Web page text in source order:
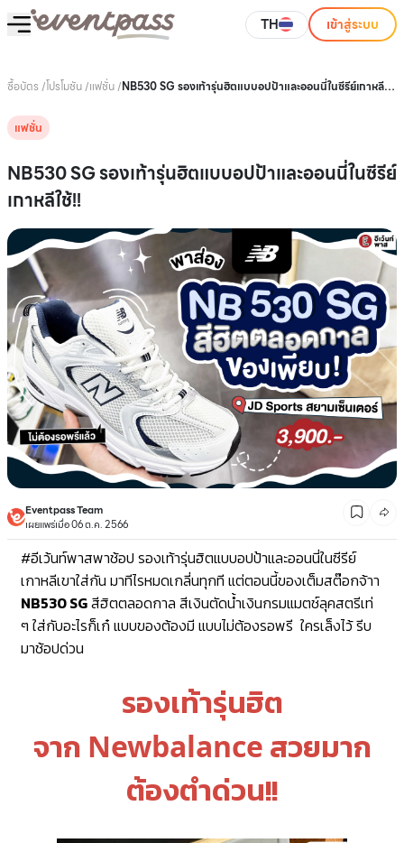
TH เข้าสู่ระบบ
ซื้อบัตร /โปรโมชัน/แฟชั่น/NB530 SG รองเท้ารุ่นฮิตแบบอปป้าและออนนี่ในซีรีย์เกาหลี
แฟชั่น
NB530 SG รองเท้ารุ่นฮิตแบบอปป้าและออนนี่ในซีรีย์
เกาหลีใช้!!
Eventpass Team
เผยแพร่เมื่อ 06 ต.ค. 2566
#อีเว้นท์พาสพาช้อป รองเท้ารุ่นฮิตแบบอปป้าและออนนี่ในซีรีย์
เกาหลีเขาใส่กัน มาทีไรหมดเกลี่นทุกที แต่ตอนนี้ของเต็มสต๊อกจ้าา
NB530 SGสีฮิตตลอดกาล สีเงินตัดน้ำเงินกรมแมตช์ลุคสตรีเท่
ๆ ใส่กับอะไรก็เก๋ แบบของต้องมี แบบไม่ต้องรอพรี ใครเล็งไว้ รีบ
มาช้อปด่วน
รองเท้ารุ่นฮิต
จาก Newbalance สวยมาก
ต้องตำด่วน!!